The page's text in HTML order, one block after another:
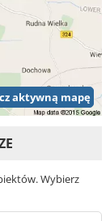
aktywną mapę
Wybierz